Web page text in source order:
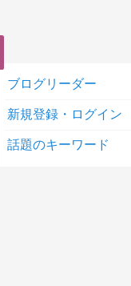
ブログリーダー
新規登録・ログイン
話題のキーワード